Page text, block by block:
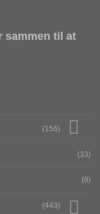
sammen til at
(156)
(33)
(8)
(443)